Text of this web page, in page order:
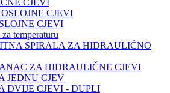
CJEVI
CJEVI
CJEVI
temperaturu
SPIRALA ZA HIDRAULIČNO
ZA HIDRAULIČNE CJEVI
JEDNU CJEV
DVIJE CJEVI - DUPLI